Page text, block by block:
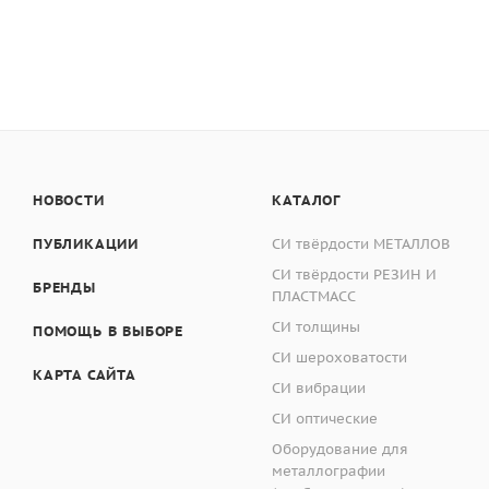
измерения –
подтверждена
Поверхности:
визуальным
доступна
Выбираемая
Режимы дисплея,
Режим
Единица
Формат
НОВОСТИ
ПУБЛИКАЦИИ
БРЕНДЫ
ПОМОЩЬ В ВЫБОРЕ
КАРТА САЙТА
КАТАЛОГ
СИ твёрдости МЕТАЛЛОВ
СИ твёрдости РЕЗИН И
ПЛАСТМАСС
СИ толщины
СИ шероховатости
СИ вибрации
СИ оптические
Оборудование для
металлографии